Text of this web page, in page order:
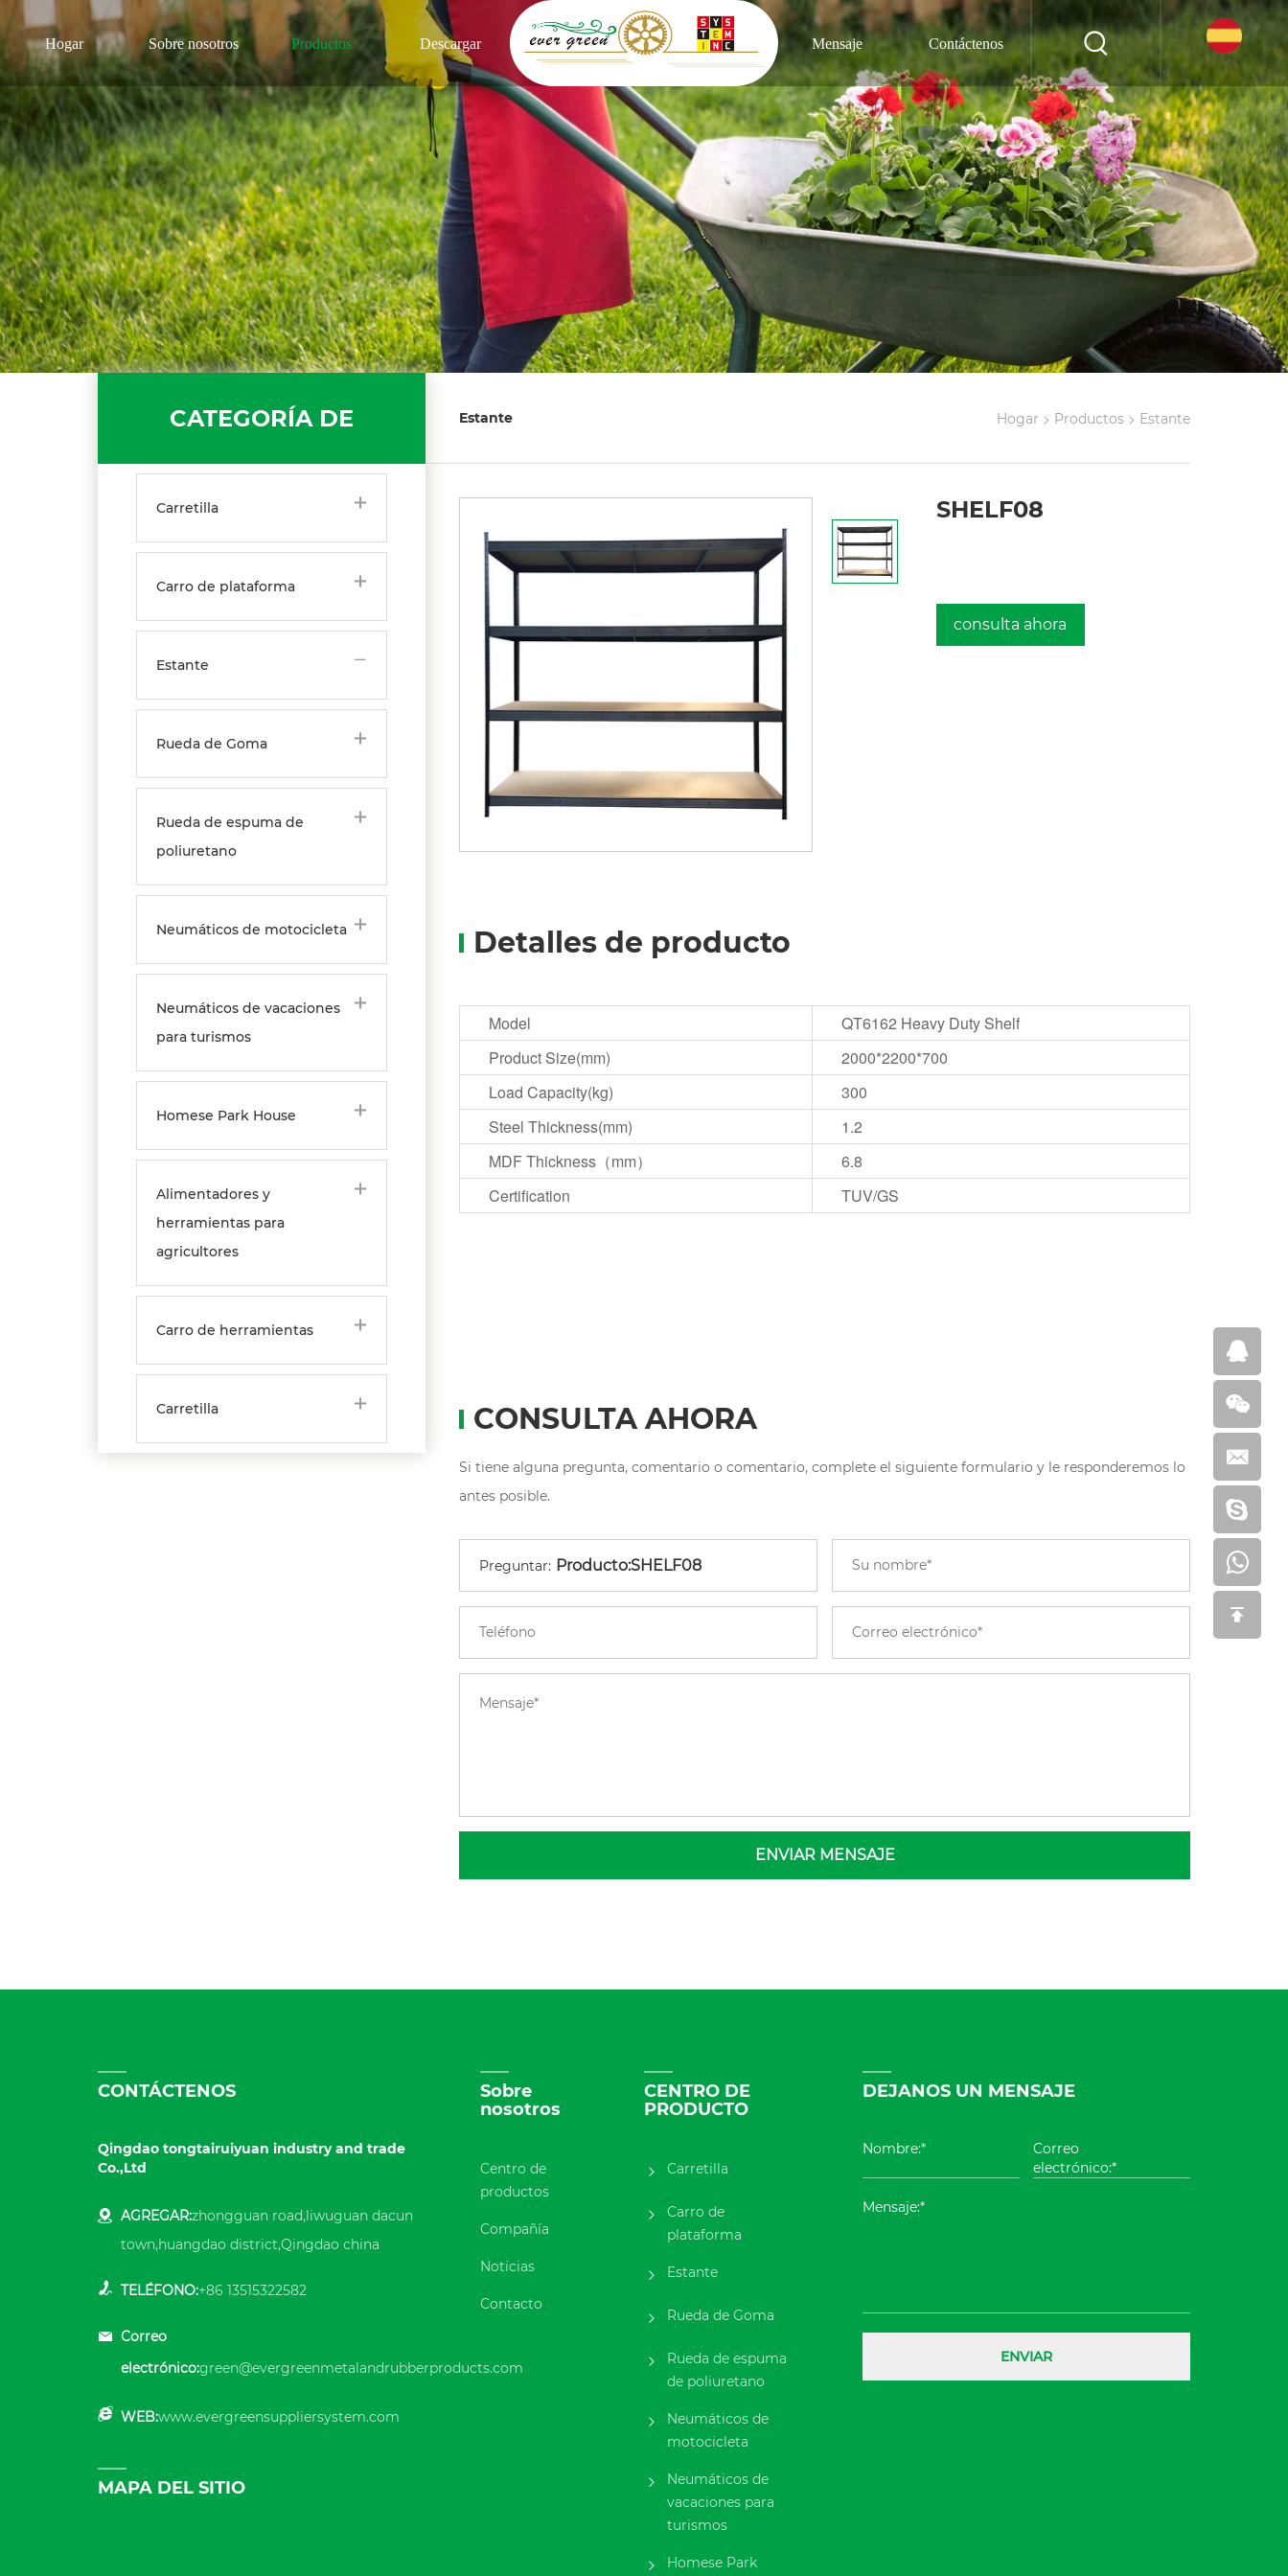
Hogar Sobre nosotros Productos Descargar Mensaje Contáctenos
CATEGORÍA DE
PRODUCTO
Carretilla
Carro de plataforma
Estante
Rueda de Goma
Rueda de espuma de
poliuretano
Neumáticos de motocicleta
Neumáticos de vacaciones
para turismos
Homese Park House
Alimentadores y
herramientas para
agricultores
Carro de herramientas
Carretilla
Estante Hogar > Productos > Estante
SHELF08
consulta ahora
Detalles de producto
Model
QT6162 Heavy Duty Shelf
Product Size(mm)
2000*2200*700
Load Capacity(kg)
300
Steel Thickness(mm)
1.2
MDF Thickness（mm）
6.8
Certification
TUV/GS
CONSULTA AHORA
Si tiene alguna pregunta, comentario o comentario, complete el siguiente formulario y le responderemos lo
antes posible.
Preguntar:
ENVIAR MENSAJE
CONTÁCTENOS
Qingdao tongtairuiyuan industry and trade
Co.,Ltd
AGREGAR:zhongguan road,liwuguan dacun
town,huangdao district,Qingdao china
TELÉFONO:+86 13515322582
Correo
electrónico:green@evergreenmetalandrubberproducts.com
WEB:www.evergreensuppliersystem.com
MAPA DEL SITIO
Sobre
nosotros
Centro de
productos
Compañía
Noticias
Contacto
CENTRO DE
PRODUCTO
Carretilla
Carro de
plataforma
Estante
Rueda de Goma
Rueda de espuma
de poliuretano
Neumáticos de
motocicleta
Neumáticos de
vacaciones para
turismos
Homese Park
DEJANOS UN MENSAJE
Nombre:*
Correo
electrónico:*
Mensaje:*
ENVIAR